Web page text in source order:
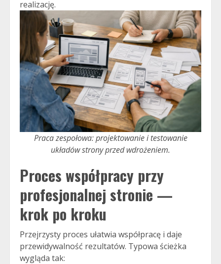
realizację.
Praca zespołowa: projektowanie i testowanie
układów strony przed wdrożeniem.
Proces współpracy przy
profesjonalnej stronie —
krok po kroku
Przejrzysty proces ułatwia współpracę i daje
przewidywalność rezultatów. Typowa ścieżka
wygląda tak: